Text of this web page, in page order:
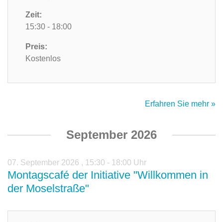
Zeit:
15:30 - 18:00
Preis:
Kostenlos
Erfahren Sie mehr »
September 2026
07. September 2026 , 15:30 - 18:00 Uhr
Montagscafé der Initiative "Willkommen in
der Moselstraße"